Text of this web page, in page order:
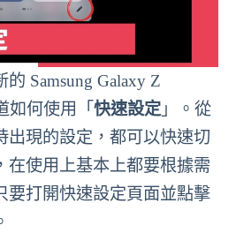
Samsung Galaxy Z
如何使用「 快速設定」。從
出現的設定，都可以快速切
在使用上基本上都要根據需
要打開快速設定頁面並點擊